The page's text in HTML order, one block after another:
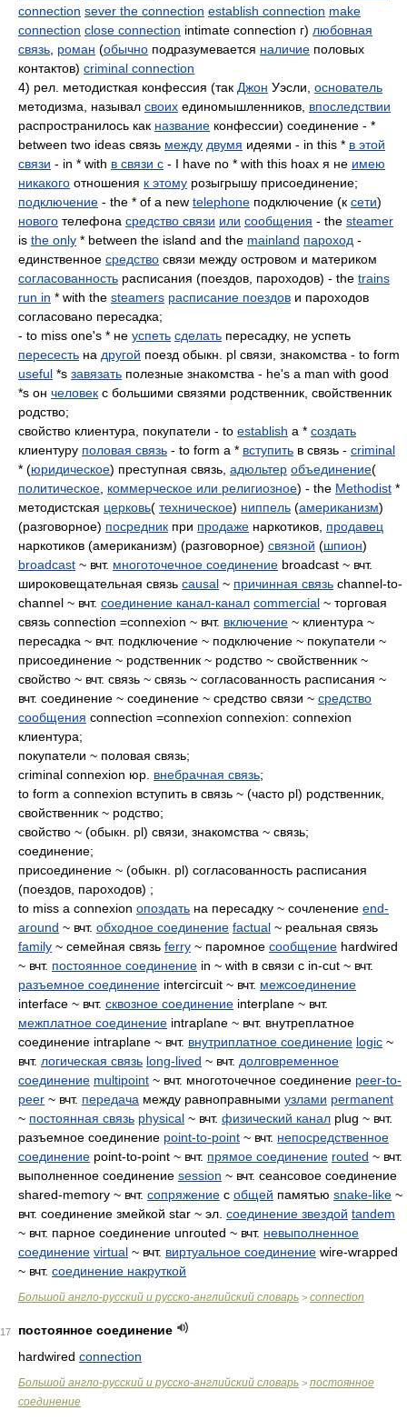
connection sever the connection establish connection make
connection close connection intimate connection г) любовная
связь роман (обычно подразумевается наличие половых
контактов) criminal connection
4) рел. методисткая конфессия (так Джон Уэсли, основатель
методизма, называл своих единомышленников, впоследствии
распространилось как название конфессии) соединение - *
between two ideas связь между двумя идеями - in this * в этой
связи - in * with в связи с - I have no * with this hoax я не имею
никакого отношения к этому розыгрышу присоединение;
подключение - the * of a new telephone подключение (к сети)
нового телефона средство связи или сообщения - the steamer
is the only * between the island and the mainland пароход -
единственное средство связи между островом и материком
согласованность расписания (поездов, пароходов) - the trains
run in * with the steamers расписание поездов и пароходов
согласовано пересадка;
- to miss one's * не успеть сделать пересадку, не успеть
пересесть на другой поезд обыкн. pl связи, знакомства - to form
useful *s завязать полезные знакомства - he's a man with good
*s он человек с большими связями родственник, свойственник
родство;
свойство клиентура, покупатели - to establish a * создать
клиентуру половая связь - to form a * вступить в связь - criminal
* (юридическое) преступная связь, адюльтер объединение(
политическое коммерческое или религиозное) - the Methodist *
методистская церковь( техническое) ниппель (американизм)
(разговорное) посредник при продаже наркотиков, продавец
наркотиков (американизм) (разговорное) связной (шпион)
broadcast ~ вчт. многоточечное соединение broadcast ~ вчт.
широковещательная связь causal ~ причинная связь channel-to-
channel ~ вчт. соединение канал-канал commercial ~ торговая
связь connection =connexion ~ вчт. включение ~ клиентура ~
пересадка ~ вчт. подключение ~ подключение ~ покупатели ~
присоединение ~ родственник ~ родство ~ свойственник ~
свойство ~ вчт. связь ~ связь ~ согласованность расписания ~
вчт. соединение ~ соединение ~ средство связи ~ средство
сообщения connection =connexion connexion: connexion
клиентура;
покупатели ~ половая связь;
criminal connexion юр. внебрачная связь;
to form a connexion вступить в связь ~ (часто pl) родственник,
свойственник ~ родство;
свойство ~ (обыкн. pl) связи, знакомства ~ связь;
соединение;
присоединение ~ (обыкн. pl) согласованность расписания
(поездов, пароходов) ;
to miss a connexion опоздать на пересадку ~ сочленение end-
around ~ вчт. обходное соединение factual ~ реальная связь
family ~ семейная связь ferry ~ паромное сообщение hardwired
~ вчт. постоянное соединение in ~ with в связи с in-cut ~ вчт.
разъемное соединение intercircuit ~ вчт. межсоединение
interface ~ вчт. сквозное соединение interplane ~ вчт.
межплатное соединение intraplane ~ вчт. внутреплатное
соединение intraplane ~ вчт. внутриплатное соединение logic ~
вчт. логическая связь long-lived ~ вчт. долговременное
соединение multipoint ~ вчт. многоточечное соединение peer-to-
peer ~ вчт. передача между равноправными узлами permanent
~ постоянная связь physical ~ вчт. физический канал plug ~ вчт.
разъемное соединение point-to-point ~ вчт. непосредственное
соединение point-to-point ~ вчт. прямое соединение routed ~ вчт.
выполненное соединение session ~ вчт. сеансовое соединение
shared-memory ~ вчт. сопряжение с общей памятью snake-like ~
вчт. соединение змейкой star ~ эл. соединение звездой tandem
~ вчт. парное соединение unrouted ~ вчт. невыполненное
соединение virtual ~ вчт. виртуальное соединение wire-wrapped
~ вчт. соединение накруткой
Большой англо-русский и русско-английский словарь > connection
17
постоянное соединение
hardwired connection
Большой англо-русский и русско-английский словарь > постоянное
соединение